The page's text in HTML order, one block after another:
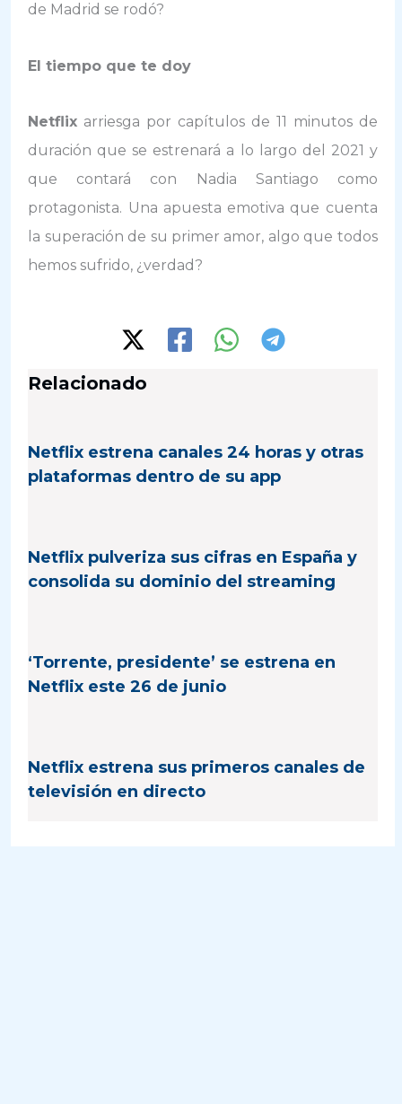
de Madrid se rodó?
El tiempo que te doy
Netflix arriesga por capítulos de 11 minutos de
duración que se estrenará a lo largo del 2021 y
que contará con Nadia Santiago como
protagonista. Una apuesta emotiva que cuenta
la superación de su primer amor, algo que todos
hemos sufrido, ¿verdad?
Relacionado
Netflix estrena canales 24 horas y otras
plataformas dentro de su app
Netflix pulveriza sus cifras en España y
consolida su dominio del streaming
‘Torrente, presidente’ se estrena en
Netflix este 26 de junio
Netflix estrena sus primeros canales de
televisión en directo